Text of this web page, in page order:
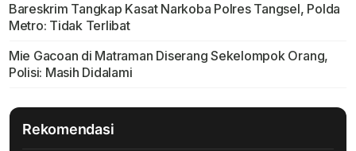
Bareskrim Tangkap Kasat Narkoba Polres Tangsel, Polda
Metro: Tidak Terlibat
Mie Gacoan di Matraman Diserang Sekelompok Orang,
Polisi: Masih Didalami
Rekomendasi